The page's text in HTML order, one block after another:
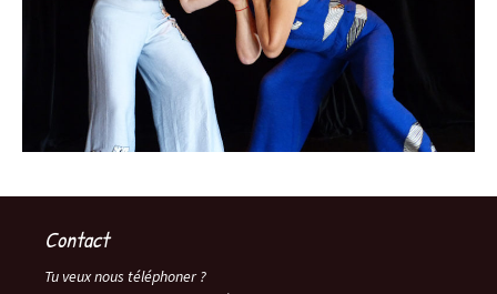
Contact
Tu veux nous téléphoner ?